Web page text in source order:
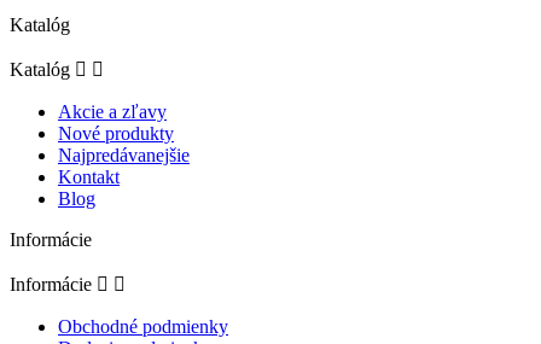
Katalóg
Katalóg  
Akcie a zľavy
Nové produkty
Najpredávanejšie
Kontakt
Blog
Informácie
Informácie  
Obchodné podmienky